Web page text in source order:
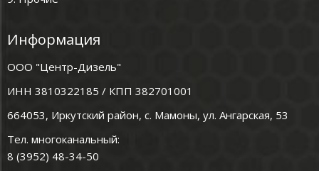
Информация
ООО "Центр-Дизель"
ИНН 3810322185 / КПП 382701001
664053, Иркутский район, с. Мамоны, ул. Ангарская, 53
Тел. многоканальный:
8 (3952) 48-34-50